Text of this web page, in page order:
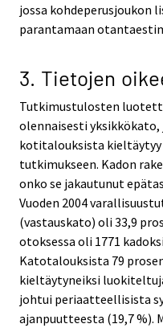
jossa kohdeperusjoukon
parantamaan
3. Tietojen
Tutkimustulosten
olennaisesti
kotitalouksista
tutkimukseen. Kadon
onko se jakautunut
Vuoden 2004
(vastauskato) oli 33,9
otoksessa oli 1771
Katotalouksista 79
kieltäytyneiksi
johtui periaatteellisista
ajanpuutteesta (19,7 %).